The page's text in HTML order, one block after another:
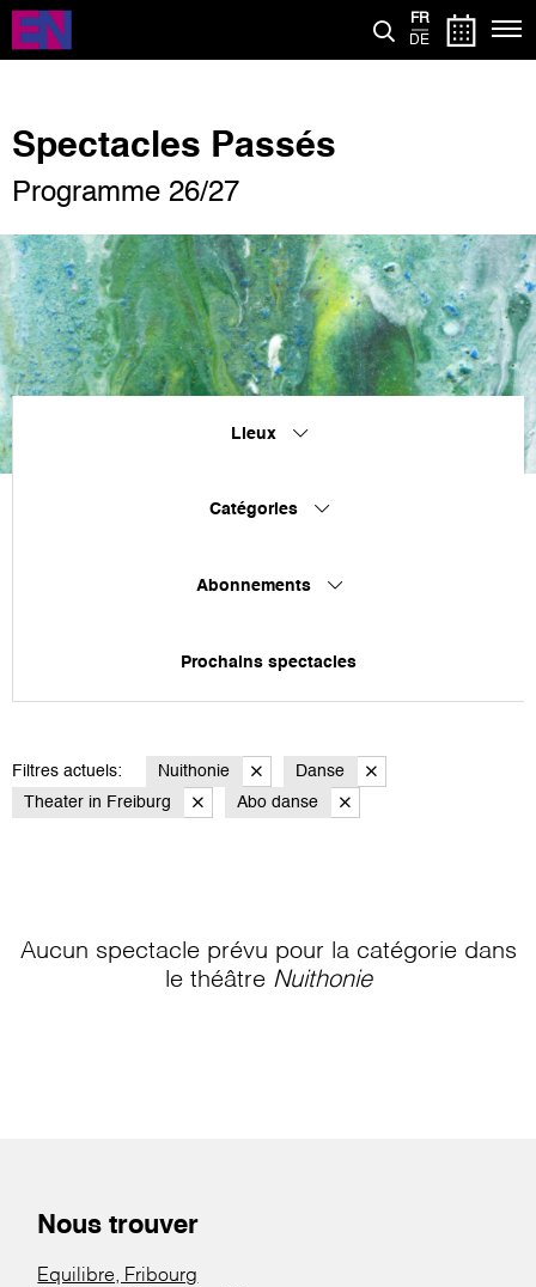
Aller
contenu
FR
DE
Spectacles Passés
Programme 26/27
Lieux
Catégories
Abonnements
Prochains spectacles
Filtres actuels: Nuithonie
Danse
Theater in Freiburg
Abo danse
Aucun spectacle prévu pour la catégorie dans
le théâtre Nuithonie
Nous trouver
Equilibre, Fribourg